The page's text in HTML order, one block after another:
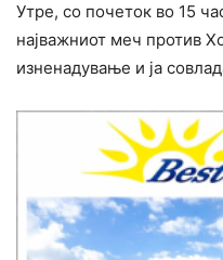
Утре, со почеток во 15
најважниот меч против
изненадување и ја